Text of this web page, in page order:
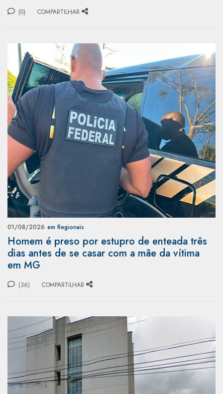
(0) COMPARTILHAR
01/08/2026 em Regionais
Homem é preso por estupro de enteada três
dias antes de se casar com a mãe da vítima
em MG
(36) COMPARTILHAR